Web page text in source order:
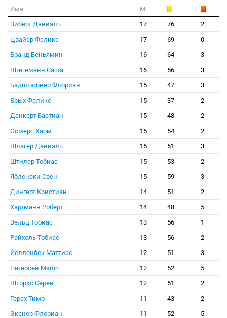
Имя
М
Зиберт Даниэль
17 76
2
Цвайер Феликс
17 69
0
Бранд Беньямин
16 64
3
Штегеманн Саша
16 56
3
Бадштюбнер Флориан
15 47
3
Брых Феликс
15 37
2
Данкерт Бастиан
15 48
2
Осмерс Харм
15 54
2
Шлагер Даниэль
15 51
3
Штилер Тобиас
15 53
2
Яблонски Свен
15 59
3
Дингерт Кристиан
14 51
2
Хартманн Роберт
14 48
5
Вельц Тобиас
13 56
1
Райхель Тобиас
13 56
2
Йёлленбек Маттиас
12 51
3
Петерсен Martin
12 52
5
Шторкс Сёрен
12 51
2
Герах Тимо
11 43
2
Экснер Флориан
11 52
5